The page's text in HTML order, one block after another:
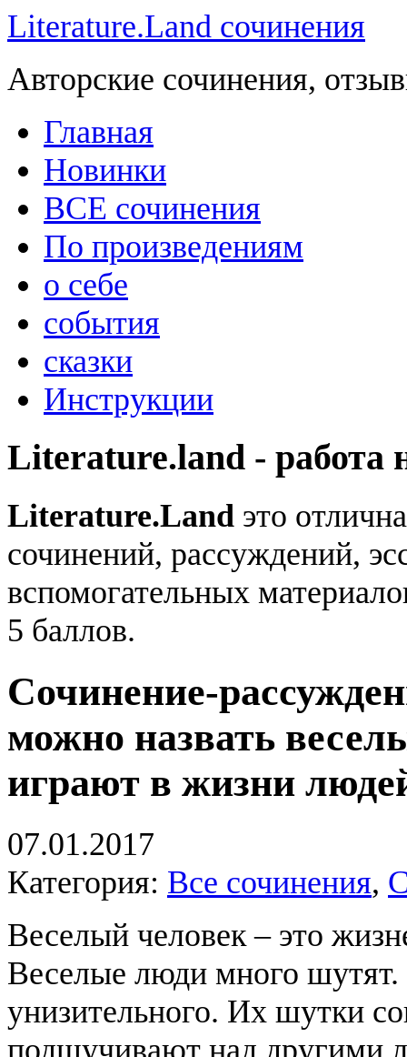
Literature.Land сочинения
Авторские сочинения,
Главная
Новинки
ВСЕ сочинения
По произведениям
о себе
события
сказки
Инструкции
Literature.land - работа
Literature.Land это
сочинений, рассуждений,
вспомогательных
5 баллов.
Сочинение-
можно назвать
играют в жизни
07.01.2017
Категория: Все сочинения,
Веселый человек – это
Веселые люди много
унизительного. Их шутки
подшучивают над другими